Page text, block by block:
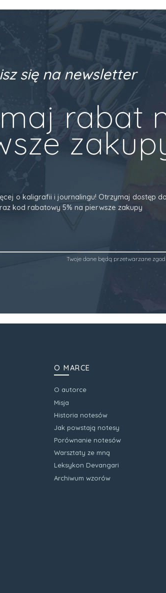
się na newsletter
rabat
o kaligrafii i journalingu! Otrzymaj dostęp
kod rabatowy 5% na pierwsze zakupy
Twoje dane będą przetwarzane
O MARCE
O autorce
Misja
Historia notesów
Jak powstają notesy
Porównanie notesów
Warsztaty ze mną
Leksykon Devangari
Archiwum wzorów